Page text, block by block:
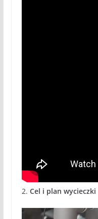
2. Cel i plan wycieczki